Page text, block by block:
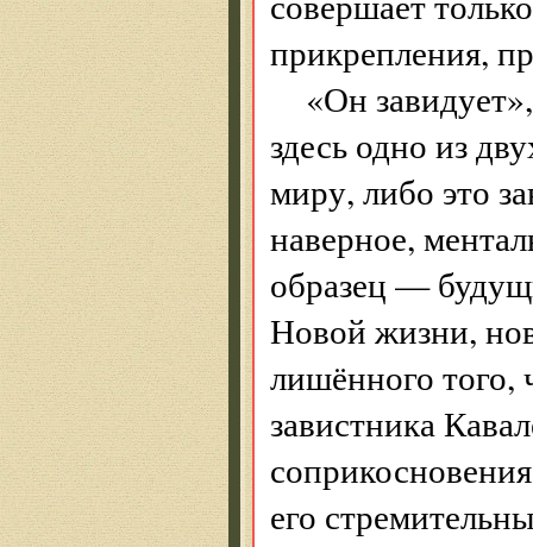
прикрепления,
«Он
здесь одно из
миру, либо это
наверное,
образец —
Новой жизни,
лишённого того,
завистника
его